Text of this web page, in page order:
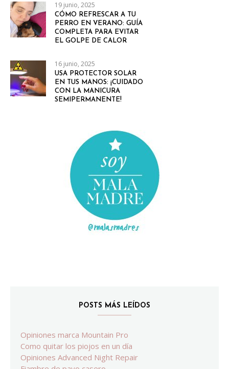
19 junio, 2025
CÓMO REFRESCAR A TU
PERRO EN VERANO: GUÍA
COMPLETA PARA EVITAR
EL GOLPE DE CALOR
16 junio, 2025
USA PROTECTOR SOLAR
EN TUS MANOS: ¡CUIDADO
CON LA MANICURA
SEMIPERMANENTE!
POSTS MÁS LEÍDOS
Opiniones marca Mountain Pro
Como quitar los piojos en un día
Opiniones Advanced Night Repair